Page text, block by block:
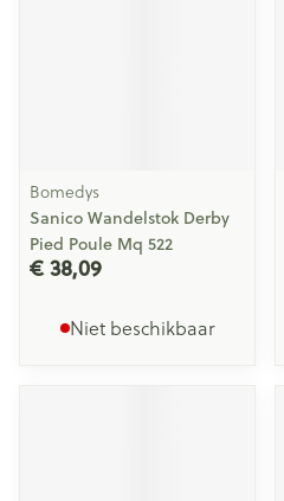
Bomedys
Sanico Wandelstok Derby
Pied Poule Mq 522
€ 38,09
Niet beschikbaar